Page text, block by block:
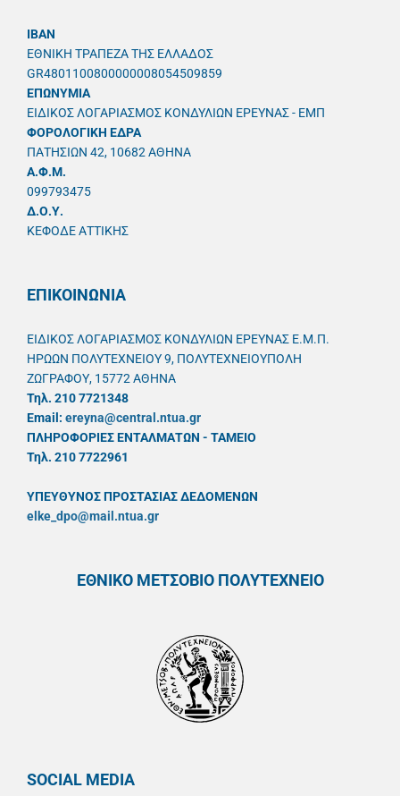
IBAN
ΕΘΝΙΚΗ ΤΡΑΠΕΖΑ ΤΗΣ ΕΛΛΑΔΟΣ
GR4801100800000008054509859
ΕΠΩΝΥΜΙΑ
ΕΙΔΙΚΟΣ ΛΟΓΑΡΙΑΣΜΟΣ ΚΟΝΔΥΛΙΩΝ ΕΡΕΥΝΑΣ - ΕΜΠ
ΦΟΡΟΛΟΓΙΚΗ ΕΔΡΑ
ΠΑΤΗΣΙΩΝ 42, 10682 ΑΘΗΝΑ
A.Φ.Μ.
099793475
Δ.Ο.Υ.
ΚΕΦΟΔΕ ΑΤΤΙΚΗΣ
ΕΠΙΚΟΙΝΩΝΙΑ
ΕΙΔΙΚΟΣ ΛΟΓΑΡΙΑΣΜΟΣ ΚΟΝΔΥΛΙΩΝ ΕΡΕΥΝΑΣ Ε.Μ.Π.
ΗΡΩΩΝ ΠΟΛΥΤΕΧΝΕΙΟΥ 9, ΠΟΛΥΤΕΧΝΕΙΟΥΠΟΛΗ
ΖΩΓΡΑΦΟΥ, 15772 ΑΘΗΝΑ
Τηλ. 210 7721348
Email: ereyna@central.ntua.gr
ΠΛΗΡΟΦΟΡΙΕΣ ΕΝΤΑΛΜΑΤΩΝ - ΤΑΜΕΙΟ
Τηλ. 210 7722961
ΥΠΕΥΘYΝΟΣ ΠΡΟΣΤΑΣΙΑΣ ΔΕΔΟΜΕΝΩΝ
elke_dpo@mail.ntua.gr
ΕΘΝΙΚΟ ΜΕΤΣΟΒΙΟ ΠΟΛΥΤΕΧΝΕΙΟ
SOCIAL MEDIA